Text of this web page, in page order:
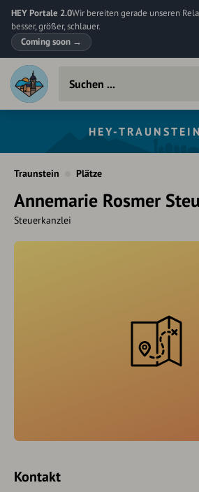
HEY Portale 2.0Wir bereiten gerade unseren
besser, größer, schlauer.
Coming soon →
HEY-
Traunstein Plätze
Annemarie Rosmer
Steuerkanzlei
Kontakt